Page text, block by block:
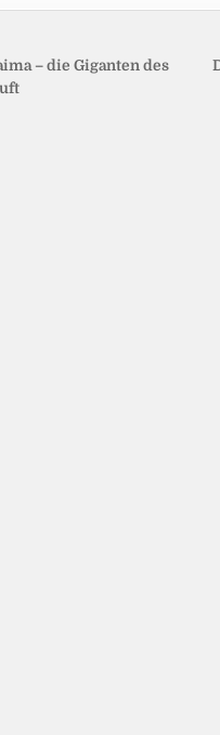
– die Giganten des